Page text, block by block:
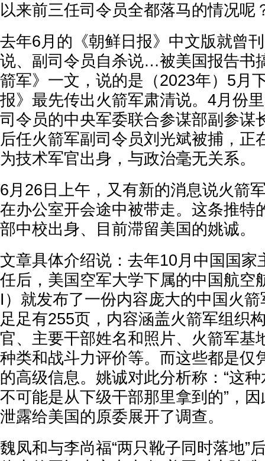
以来前三任司令员全都落马的情况呢
去年6月的《朝鲜日报》中文版就曾
说、副司令员自杀说…被美国报告书
箭军》一文，说的是（2023年）5月
报》最先传出火箭军肃清说。4月份
司令员的中央军委联合参谋部副参谋
后任火箭军副司令员刘光斌被捕，正
为技术军官出身，与政治毫无关系。
6月26日上午，又有新的消息说火箭
在办公室开会途中被带走。这条推特
部中校出身、目前滞留美国的姚诚。
文章具体介绍说：去年10月中国国家
任后，美国空军大学下属的中国航空
I）就发布了一份内容庞大的中国火
足足有255页，内容涵盖火箭军组织
官、主要干部姓名和照片、火箭军基
种类和战斗力评价等。而这些都是仅
的高级信息。姚诚对此分析称：“这
不可能是从下级干部那里拿到的”，
泄露给美国的原委展开了调查。
魏凤和与李尚福“两只靴子同时落地”